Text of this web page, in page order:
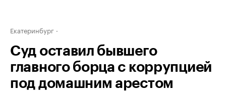
Екатеринбург
Суд оставил бывшего
главного борца с коррупцией
под домашним арестом